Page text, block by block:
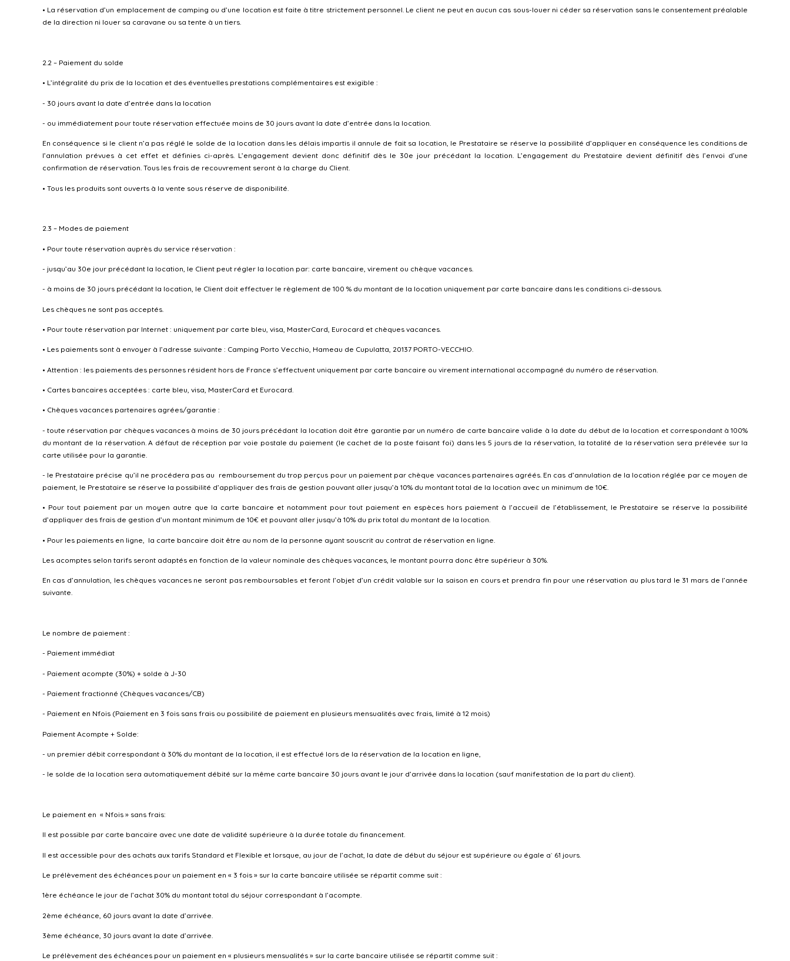
• La réservation d’un emplacement de camping ou d’une location est faite à titre strictement personnel. Le client ne peut en aucun cas sous-louer ni céder sa réservation sans le consentement préalable
de la direction ni louer sa caravane ou sa tente à un tiers.
2.2 – Paiement du solde
• L’intégralité du prix de la location et des éventuelles prestations complémentaires est exigible :
- 30 jours avant la date d’entrée dans la location
- ou immédiatement pour toute réservation effectuée moins de 30 jours avant la date d’entrée dans la location.
En conséquence si le client n’a pas réglé le solde de la location dans les délais impartis il annule de fait sa location, le Prestataire se réserve la possibilité d’appliquer en conséquence les conditions de
l’annulation prévues à cet effet et définies ci-après. L’engagement devient donc définitif dès le 30e jour précédant la location. L’engagement du Prestataire devient définitif dès l’envoi d’une
confirmation de réservation. Tous les frais de recouvrement seront à la charge du Client.
• Tous les produits sont ouverts à la vente sous réserve de disponibilité.
2.3 – Modes de paiement
• Pour toute réservation auprès du service réservation :
- jusqu’au 30e jour précédant la location, le Client peut régler la location par: carte bancaire, virement ou chèque vacances.
- à moins de 30 jours précédant la location, le Client doit effectuer le règlement de 100 % du montant de la location uniquement par carte bancaire dans les conditions ci-dessous.
Les chèques ne sont pas acceptés.
• Pour toute réservation par Internet : uniquement par carte bleu, visa, MasterCard, Eurocard et chèques vacances.
• Les paiements sont à envoyer à l’adresse suivante : Camping Porto Vecchio, Hameau de Cupulatta, 20137 PORTO-VECCHIO.
• Attention : les paiements des personnes résident hors de France s’effectuent uniquement par carte bancaire ou virement international accompagné du numéro de réservation.
• Cartes bancaires acceptées : carte bleu, visa, MasterCard et Eurocard.
• Chèques vacances partenaires agrées/garantie :
- toute réservation par chèques vacances à moins de 30 jours précédant la location doit être garantie par un numéro de carte bancaire valide à la date du début de la location et correspondant à 100%
du montant de la réservation. A défaut de réception par voie postale du paiement (le cachet de la poste faisant foi) dans les 5 jours de la réservation, la totalité de la réservation sera prélevée sur la
carte utilisée pour la garantie.
- le Prestataire précise qu’il ne procédera pas au remboursement du trop perçus pour un paiement par chèque vacances partenaires agréés. En cas d’annulation de la location réglée par ce moyen de
paiement, le Prestataire se réserve la possibilité d’appliquer des frais de gestion pouvant aller jusqu’à 10% du montant total de la location avec un minimum de 10€.
• Pour tout paiement par un moyen autre que la carte bancaire et notamment pour tout paiement en espèces hors paiement à l’accueil de l’établissement, le Prestataire se réserve la possibilité
d’appliquer des frais de gestion d’un montant minimum de 10€ et pouvant aller jusqu’à 10% du prix total du montant de la location.
• Pour les paiements en ligne, la carte bancaire doit être au nom de la personne ayant souscrit au contrat de réservation en ligne.
Les acomptes selon tarifs seront adaptés en fonction de la valeur nominale des chèques vacances, le montant pourra donc être supérieur à 30%.
En cas d’annulation, les chèques vacances ne seront pas remboursables et feront l’objet d’un crédit valable sur la saison en cours et prendra fin pour une réservation au plus tard le 31 mars de l’année
suivante.
Le nombre de paiement :
- Paiement immédiat
- Paiement acompte (30%) + solde à J-30
- Paiement fractionné (Chèques vacances/CB)
- Paiement en Nfois (Paiement en 3 fois sans frais ou possibilité de paiement en plusieurs mensualités avec frais, limité à 12 mois)
Paiement Acompte + Solde:
- un premier débit correspondant à 30% du montant de la location, il est effectué lors de la réservation de la location en ligne,
- le solde de la location sera automatiquement débité sur la même carte bancaire 30 jours avant le jour d’arrivée dans la location (sauf manifestation de la part du client).
Le paiement en « Nfois » sans frais:
Il est possible par carte bancaire avec une date de validité supérieure à la durée totale du financement.
Il est accessible pour des achats aux tarifs Standard et Flexible et lorsque, au jour de l’achat, la date de début du séjour est supérieure ou égale a` 61 jours.
Le prélèvement des échéances pour un paiement en « 3 fois » sur la carte bancaire utilisée se répartit comme suit :
1ère échéance le jour de l’achat 30% du montant total du séjour correspondant à l’acompte.
2ème échéance, 60 jours avant la date d’arrivée.
3ème échéance, 30 jours avant la date d’arrivée.
Le prélèvement des échéances pour un paiement en « plusieurs mensualités » sur la carte bancaire utilisée se répartit comme suit :